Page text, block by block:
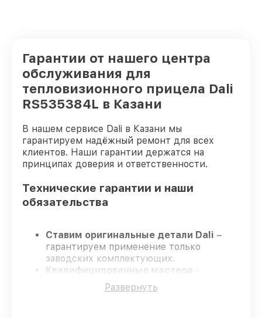
Гарантии от нашего центра
обслуживания для
тепловизионного прицела Dali
RS535384L в Казани
В нашем сервисе Dali в Казани мы
гарантируем надёжный ремонт для всех
клиентов. Наши гарантии держатся на
принципах доверия и ответственности.
Технические гарантии и наши
обязательства
Ставим оригинальные детали Dali –
гарантируем применение только
заводских комплектующих.
Квалифицированные мастера
проходят строгий отбор, что
подтверждает уровень их
Развернуть